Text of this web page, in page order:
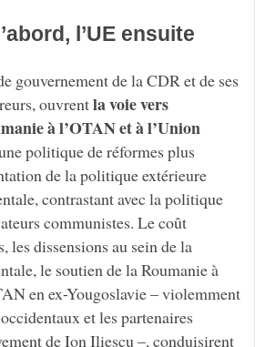
l’UE ensuite
gouvernement de la CDR et de ses
ouvrentla voie vers
à l’OTAN et à l’Union
politique de réformes plus
de la politique extérieure
contrastant avec la politique
communistes. Le coût
les dissensions au sein de la
le soutien de la Roumanie à
en ex-Yougoslavie – violemment
et les partenaires
de Ion Iliescu –, conduisirent